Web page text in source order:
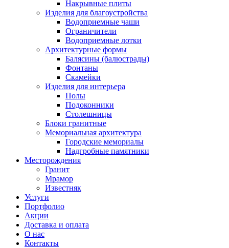
Накрывные плиты
Изделия для благоустройства
Водоприемные чаши
Ограничители
Водоприемные лотки
Архитектурные формы
Балясины (балюстрады)
Фонтаны
Скамейки
Изделия для интерьера
Полы
Подоконники
Столешницы
Блоки гранитные
Мемориальная архитектура
Городские мемориалы
Надгробные памятники
Месторождения
Гранит
Мрамор
Известняк
Услуги
Портфолио
Акции
Доставка и оплата
О нас
Контакты